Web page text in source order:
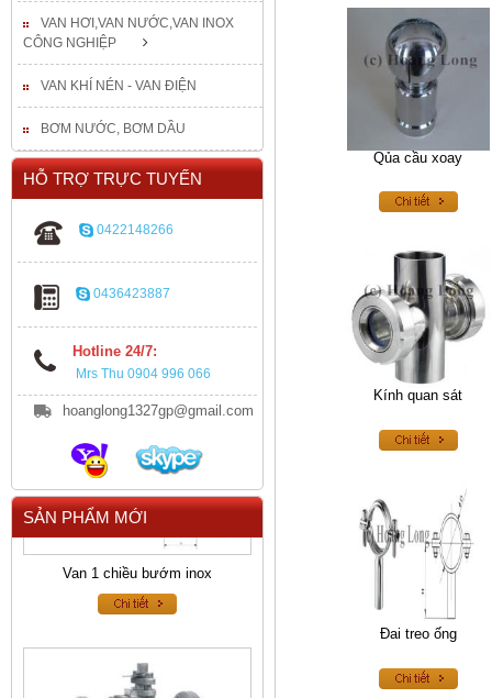
VAN HƠI,VAN NƯỚC,VAN INOX
CÔNG NGHIỆP
VAN KHÍ NÉN - VAN ĐIỆN
BƠM NƯỚC, BƠM DẦU
HỖ TRỢ TRỰC TUYẾN
0422148266
0436423887
Hotline 24/7:
Mrs Thu 0904 996 066
hoanglong1327gp@gmail.com
SẢN PHẨM MỚI
Van 1 chiều bướm inox
Qủa cầu xoay
Kính quan sát
Đai treo ống